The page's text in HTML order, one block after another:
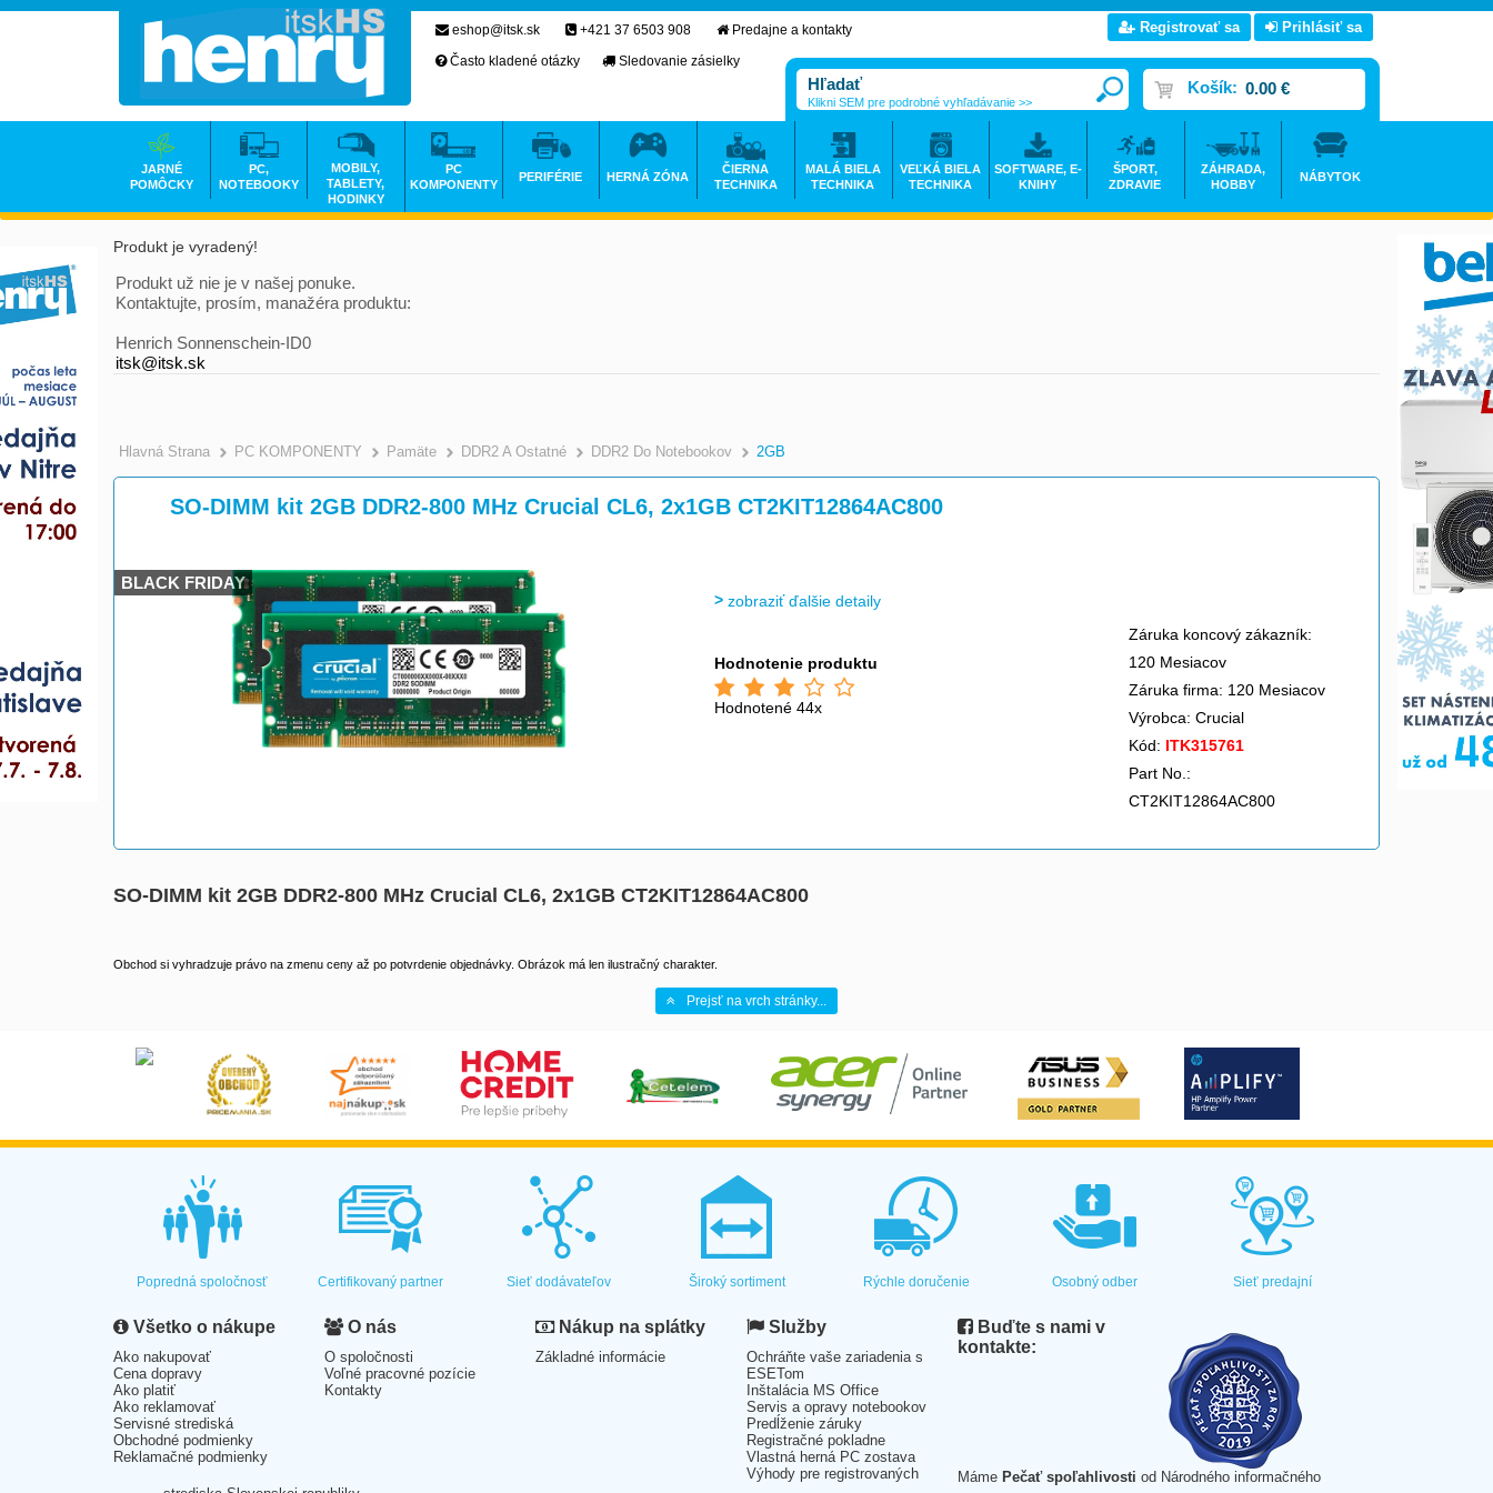
Produkt je vyradený!
Produkt už nie je v našej ponuke.
Kontaktujte, prosím, manažéra produktu:
Henrich Sonnenschein-ID0
itsk@itsk.sk
Hlavná Strana >
PC KOMPONENTY >
Pamäte >
DDR2 A Ostatné >
DDR2 Do Notebookov >
2GB
SO-DIMM kit 2GB DDR2-800 MHz Crucial CL6, 2x1GB CT2KIT12864AC800
BLACK FRIDAY
zobraziť ďalšie detaily
Hodnotenie produktu
Hodnotené 44x
Záruka koncový zákazník:
120 Mesiacov
Záruka firma: 120 Mesiacov
Výrobca: Crucial
Kód: ITK315761
Part No.:
CT2KIT12864AC800
SO-DIMM kit 2GB DDR2-800 MHz Crucial CL6, 2x1GB CT2KIT12864AC800
Obchod si vyhradzuje právo na zmenu ceny až po potvrdenie objednávky. Obrázok má len ilustračný charakter.
Prejsť na vrch stránky...
eshop@itsk.sk +421 37 6503 908
Predajne a kontakty
Často kladené otázky
Sledovanie zásielky
Registrovať sa Prihlásiť sa
Košík: 0.00 €
Klikni SEM pre podrobné vyhľadávanie >>
JARNÉ
POMÔCKY
PC,
NOTEBOOKY
MOBILY,
TABLETY,
HODINKY
PC
KOMPONENTY
PERIFÉRIE HERNÁ ZÓNA
ČIERNA
TECHNIKA
MALÁ BIELA
TECHNIKA
VEĽKÁ BIELA
TECHNIKA
SOFTWARE, E-
KNIHY
ŠPORT,
ZDRAVIE
ZÁHRADA,
HOBBY
NÁBYTOK
Popredná spoločnosť Certifikovaný partner Sieť dodávateľov Široký sortiment Rýchle doručenie Osobný odber Sieť predajní
Všetko o nákupe
Ako nakupovať
Cena dopravy
Ako platiť
Ako reklamovať
Servisné strediská
Obchodné podmienky
Reklamačné podmienky
O nás
O spoločnosti
Voľné pracovné pozície
Kontakty
Nákup na splátky
Základné informácie
Služby
Ochráňte vaše zariadenia s
ESETom
Inštalácia MS Office
Servis a opravy notebookov
Predĺženie záruky
Registračné pokladne
Vlastná herná PC zostava
Výhody pre registrovaných
Buďte s nami v
kontakte:
Máme Pečať spoľahlivosti od Národného informačného